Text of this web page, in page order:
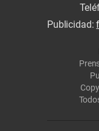
Publicidad: